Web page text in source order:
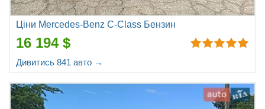
Ціни Mercedes-Benz C-Class Бензин
16 194 $
Дивитись 841 авто →